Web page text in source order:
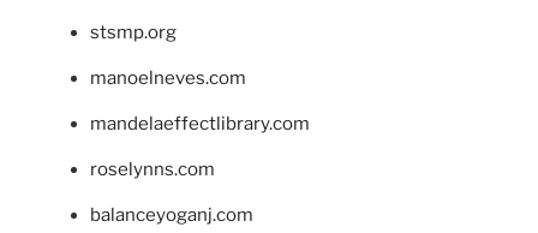
stsmp.org
manoelneves.com
mandelaeffectlibrary.com
roselynns.com
balanceyoganj.com